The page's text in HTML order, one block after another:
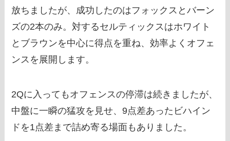
放ちましたが、成功したのはフォックスとバーン
ズの2本のみ。対するセルティックスはホワイト
とブラウンを中心に得点を重ね、効率よくオフェ
ンスを展開します。
2Qに入ってもオフェンスの停滞は続きましたが、
中盤に一瞬の猛攻を見せ、9点差あったビハイン
ドを1点差まで詰め寄る場面もありました。